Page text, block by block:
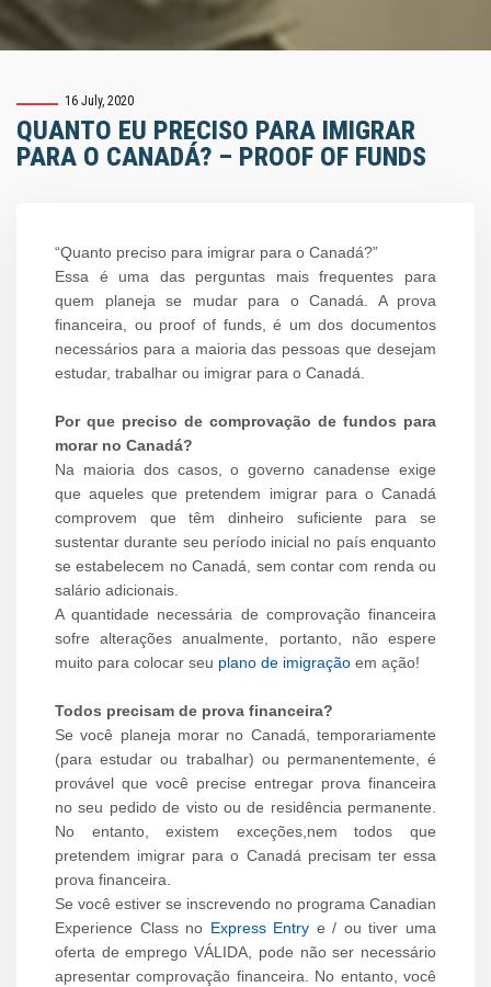
16 July, 2020
QUANTO EU PRECISO PARA IMIGRAR
PARA O CANADÁ? – PROOF OF FUNDS
“Quanto preciso para imigrar para o Canadá?”
Essa é uma das perguntas mais frequentes para
quem planeja se mudar para o Canadá. A prova
financeira, ou proof of funds, é um dos documentos
necessários para a maioria das pessoas que desejam
estudar, trabalhar ou imigrar para o Canadá.
Por que preciso de comprovação de fundos para
morar no Canadá?
Na maioria dos casos, o governo canadense exige
que aqueles que pretendem imigrar para o Canadá
comprovem que têm dinheiro suficiente para se
sustentar durante seu período inicial no país enquanto
se estabelecem no Canadá, sem contar com renda ou
salário adicionais.
A quantidade necessária de comprovação financeira
sofre alterações anualmente, portanto, não espere
muito para colocar seu plano de imigração em ação!
Todos precisam de prova financeira?
Se você planeja morar no Canadá, temporariamente
(para estudar ou trabalhar) ou permanentemente, é
provável que você precise entregar prova financeira
no seu pedido de visto ou de residência permanente.
No entanto, existem exceções,nem todos que
pretendem imigrar para o Canadá precisam ter essa
prova financeira.
Se você estiver se inscrevendo no programa Canadian
Experience Class no Express Entry e / ou tiver uma
oferta de emprego VÁLIDA, pode não ser necessário
apresentar comprovação financeira. No entanto, você